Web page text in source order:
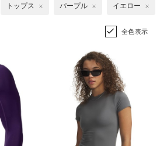
トップス パープル イエロー
全色表示